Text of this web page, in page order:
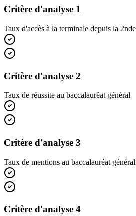
Critère d'analyse 1
Taux d'accès à la terminale depuis la 2nde
Critère d'analyse 2
Taux de réussite au baccalauréat général
Critère d'analyse 3
Taux de mentions au baccalauréat général
Critère d'analyse 4